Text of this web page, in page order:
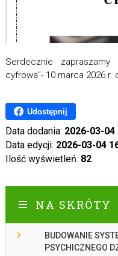
Serdecznie
cyfrowa"- 10 marca 2026 r.
Udostępnij
Data dodania: 2026-03-04
Data edycji: 2026-03-04
Ilość wyświetleń: 82
NA SKRÓTY
BUDOWANIE
PSYCHICZNEGO